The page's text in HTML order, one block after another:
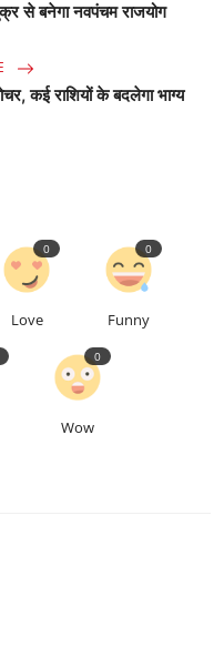
से बनेगा नवपंचम राजयोग
कई राशियों के बदलेगा भाग्य
Love
0
Funny
0
Wow
0